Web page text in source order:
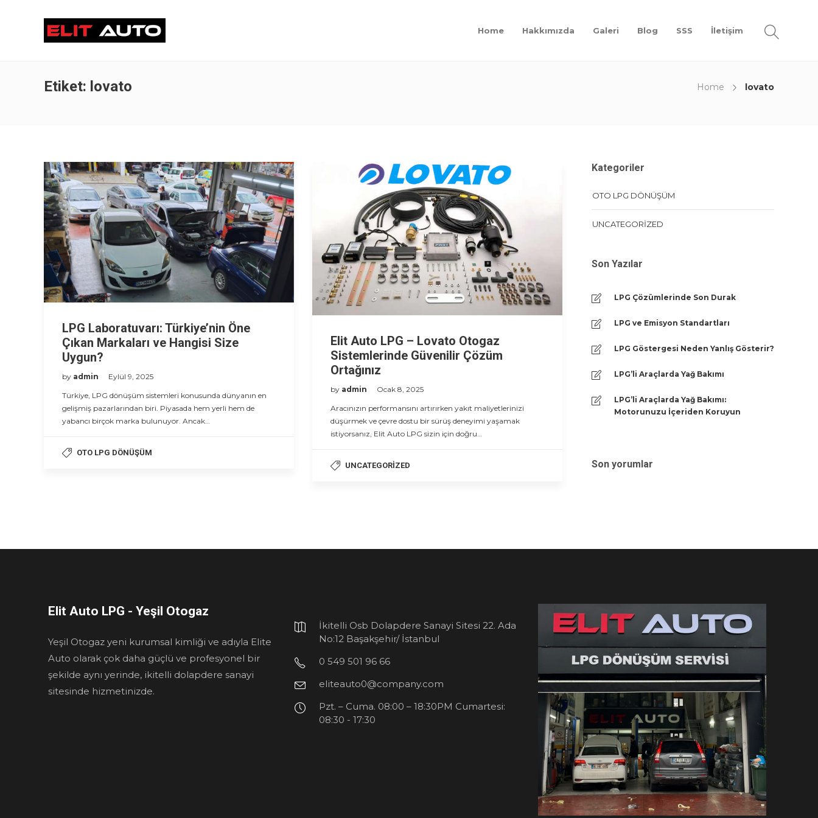
Home Hakkımızda Galeri Blog SSS İletişim
Etiket: lovato Home lovato
LPG Laboratuvarı: Türkiye’nin Öne
Çıkan Markaları ve Hangisi Size
Uygun?
by admin Eylül 9, 2025
Türkiye, LPG dönüşüm sistemleri konusunda dünyanın en
gelişmiş pazarlarından biri. Piyasada hem yerli hem de
yabancı birçok marka bulunuyor. Ancak…
OTO LPG DÖNÜŞÜM
Elit Auto LPG – Lovato Otogaz
Sistemlerinde Güvenilir Çözüm
Ortağınız
by admin Ocak 8, 2025
Aracınızın performansını artırırken yakıt maliyetlerinizi
düşürmek ve çevre dostu bir sürüş deneyimi yaşamak
istiyorsanız, Elit Auto LPG sizin için doğru…
UNCATEGORIZED
Kategoriler
OTO LPG DÖNÜŞÜM
UNCATEGORIZED
Son Yazılar
LPG Çözümlerinde Son Durak
LPG ve Emisyon Standartları
LPG Göstergesi Neden Yanlış Gösterir?
LPG’li Araçlarda Yağ Bakımı
LPG’li Araçlarda Yağ Bakımı:
Motorunuzu İçeriden Koruyun
Son yorumlar
Elit Auto LPG - Yeşil Otogaz
Yeşil Otogaz yeni kurumsal kimliği ve adıyla Elite
Auto olarak çok daha güçlü ve profesyonel bir
şekilde aynı yerinde, ikitelli dolapdere sanayi
sitesinde hizmetinizde.
İkitelli Osb Dolapdere Sanayi Sitesi 22. Ada
No:12 Başakşehir/ İstanbul
0 549 501 96 66
eliteauto0@company.com
Pzt. – Cuma. 08:00 – 18:30PM Cumartesi:
08:30 - 17:30